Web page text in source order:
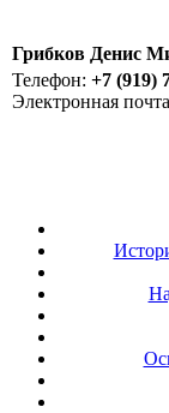
Грибков Денис
Телефон: +7 (919)
Электронная